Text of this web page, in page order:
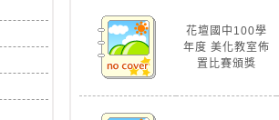
花壇國中100學
年度 美化教室佈
置比賽頒獎